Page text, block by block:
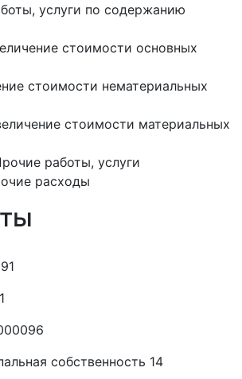
услуги по содержанию
стоимости основных
стоимости нематериальных
стоимости материальных
работы, услуги
расходы
собственность 14